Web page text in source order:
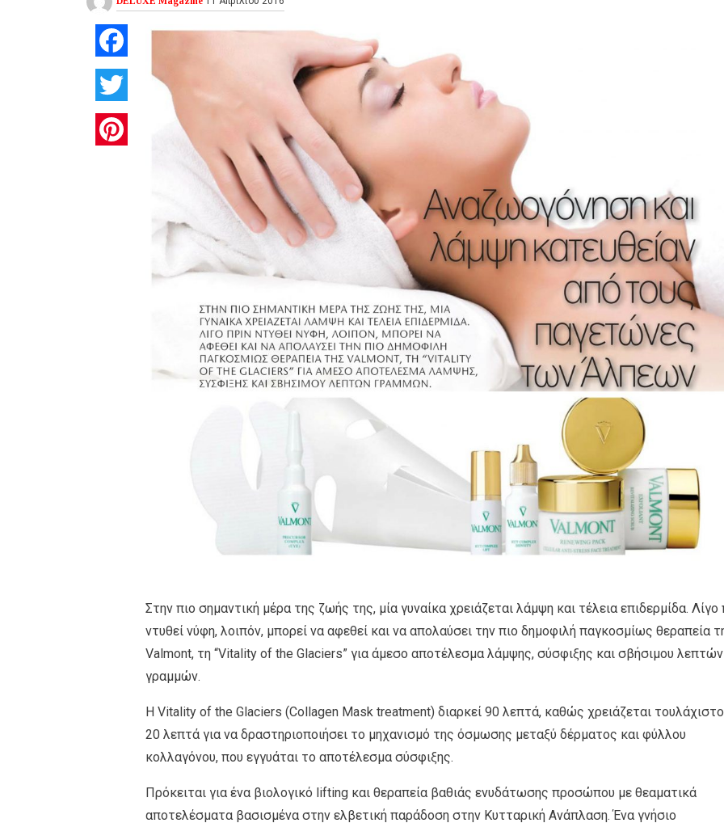
Twitter
Pinterest
Στην πιο σημαντική μέρα της ζωής της, μία γυναίκα χρειάζεται λάμψη και τέλεια επιδερμίδα. Λίγο
ντυθεί νύφη, λοιπόν, μπορεί να αφεθεί και να απολαύσει την πιο δημοφιλή παγκοσμίως θεραπεία
Valmont, τη “Vitality of the Glaciers” για άμεσο αποτέλεσμα λάμψης, σύσφιξης και σβήσιμου λεπτών
γραμμών.
Η Vitality of the Glaciers (Collagen Mask treatment) διαρκεί 90 λεπτά, καθώς χρειάζεται
20 λεπτά για να δραστηριοποιήσει το μηχανισμό της όσμωσης μεταξύ δέρματος και φύλλου
κολλαγόνου, που εγγυάται το αποτέλεσμα σύσφιξης.
Πρόκειται για ένα βιολογικό lifting και θεραπεία βαθιάς ενυδάτωσης προσώπου με θεαματικά
αποτελέσματα βασισμένα στην ελβετική παράδοση στην Κυτταρική Ανάπλαση. Ένα γνήσιο